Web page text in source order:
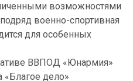
возможностями
военно-спортивная
для особенных
ВВПОД «Юнармия»
«Благое дело»